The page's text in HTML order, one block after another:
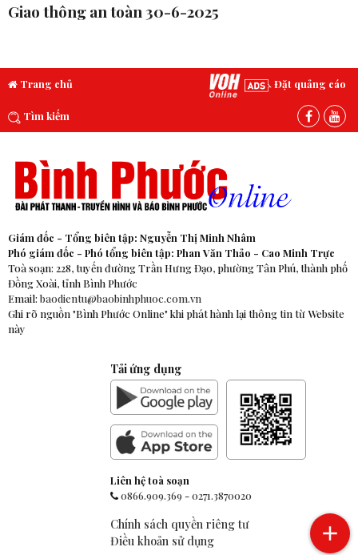
Giao thông an toàn 30-6-2025
Trang chủ Đặt quảng cáo
Tìm kiếm
Giám đốc - Tổng biên tập: Nguyễn Thị Minh Nhâm
Phó giám đốc - Phó tổng biên tập: Phan Văn Thảo - Cao Minh Trực
Toà soạn: 228, tuyến đường Trần Hưng Đạo, phường Tân Phú, thành phố
Đồng Xoài, tỉnh Bình Phước
Email: baodientu@baobinhphuoc.com.vn
Ghi rõ nguồn "Bình Phước Online" khi phát hành lại thông tin từ Website
này
Tải ứng dụng
Liên hệ toà soạn
0866.909.369-0271.3870020
Chính sách quyền riêng tư
Điều khoản sử dụng